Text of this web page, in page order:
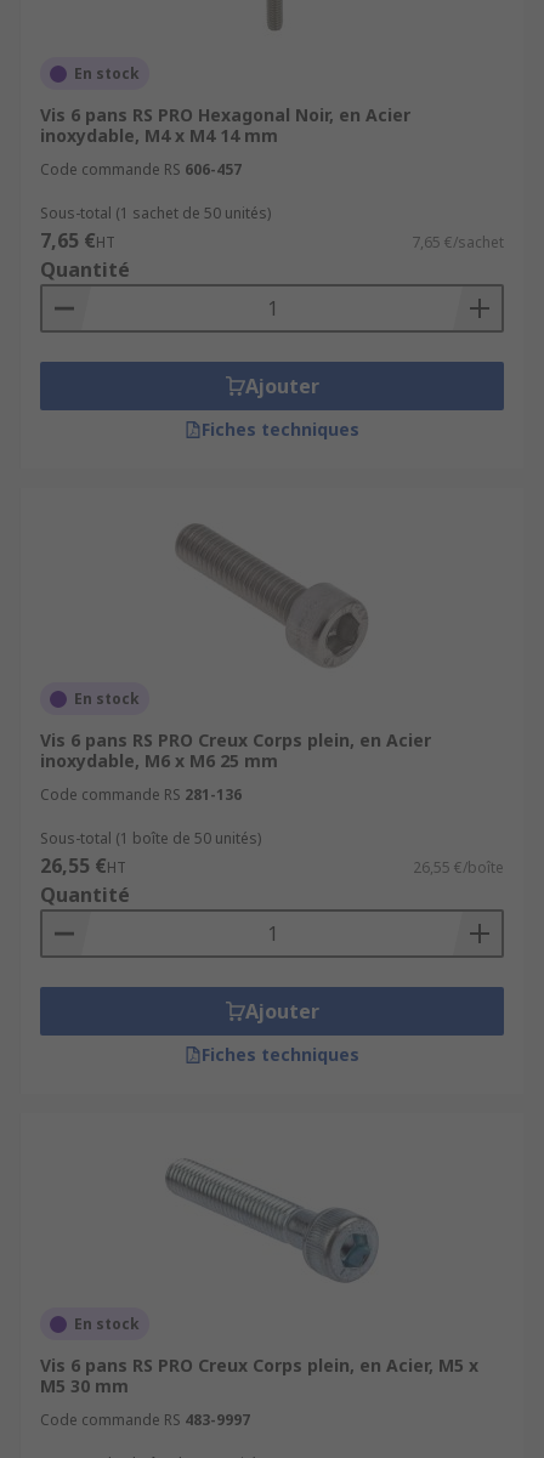
En stock
Vis 6 pans RS PRO Hexagonal Noir, en Acier
inoxydable, M4 x M4 14 mm
Code commande RS 606-457
Sous-total (1 sachet de 50 unités)
7,65 €HT 7,65 €/sachet
Quantité
Ajouter
Fiches techniques
En stock
Vis 6 pans RS PRO Creux Corps plein, en Acier
inoxydable, M6 x M6 25 mm
Code commande RS 281-136
Sous-total (1 boîte de 50 unités)
26,55 €HT 26,55 €/boîte
Quantité
Ajouter
Fiches techniques
En stock
Vis 6 pans RS PRO Creux Corps plein, en Acier, M5 x
M5 30 mm
Code commande RS 483-9997